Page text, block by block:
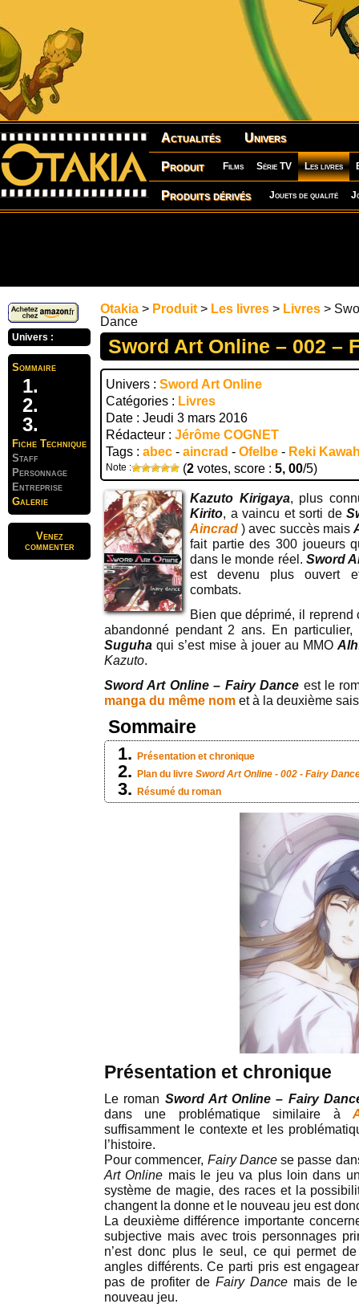
Actualités Univers
Produit Films Série TV Les livres
Produits dérivés Jouets de qualité
Univers :
Sommaire
Fiche Technique
Staff
Personnage
Entreprise
Galerie
Venez
commenter
Otakia > Produit > Les livres > Livres >
Dance
Sword Art Online – 002 –
Univers : Sword Art Online
Catégories : Livres
Date : Jeudi 3 mars 2016
Rédacteur : Jérôme COGNET
Tags : abec - aincrad - Ofelbe - Reki
Note : (2 votes, score : 5, 00/5)
Kazuto Kirigaya, plus
Kirito, a vaincu et sorti de
Aincrad ) avec succès mais
fait partie des 300 joueurs
dans le monde réel. Sword
est devenu plus ouvert
combats.
Bien que déprimé, il reprend
abandonné pendant 2 ans. En
Suguha qui s’est mise à jouer au MMO
Kazuto.
Sword Art Online – Fairy Dance est le
manga du même nom et à la deuxième
Sommaire
Présentation et chronique
Plan du livre Sword Art Online - 002 - Fairy
Résumé du roman
Présentation et chronique
Le roman Sword Art Online – Fairy
dans une problématique similaire à
suffisamment le contexte et les
l’histoire.
Pour commencer, Fairy Dancese passe
Art Online mais le jeu va plus loin dans
système de magie, des races et la
changent la donne et le nouveau jeu est
La deuxième différence importante
subjective mais avec trois personnages
n’est donc plus le seul, ce qui permet
angles différents. Ce parti pris est
pas de profiter deFairy Dance mais de
nouveau jeu.